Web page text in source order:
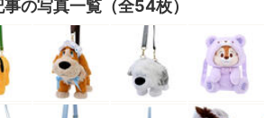
事の写真一覧（全54枚）